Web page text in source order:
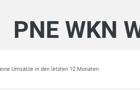
PNE WKN
Umsätze in den letzten 12 Monaten